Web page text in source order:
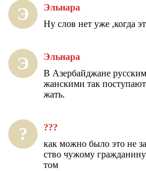
Э Эльнара
Ну слов нет уже ,когда
Э Эльнара
В Азербайджане
жанскими так
жать.
? ???
как можно было это не
ство чужому
том